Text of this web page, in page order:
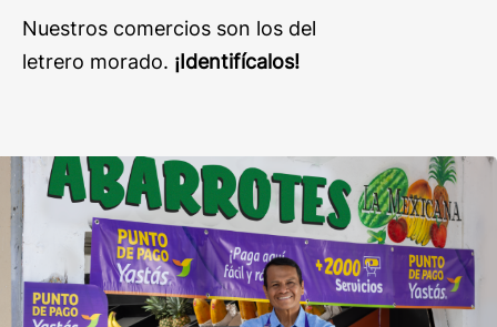
Nuestros comercios son los del
letrero morado. ¡Identifícalos!